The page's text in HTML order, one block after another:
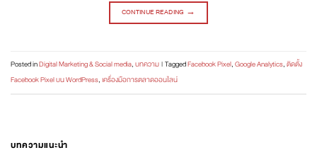
CONTINUE READING →
Posted inDigital Marketing & Social media,บทความ|TaggedFacebook Pixel,Google Analytics,ติดตั้ง
Facebook Pixel บน WordPress,เครื่องมือการตลาดออนไลน์
บทความแนะนำ